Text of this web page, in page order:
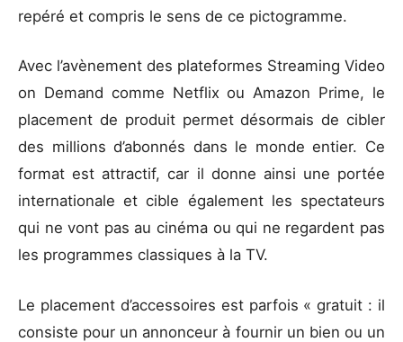
repéré et compris le sens de ce pictogramme.
Avec l’avènement des plateformes Streaming Video
on Demand comme Netflix ou Amazon Prime, le
placement de produit permet désormais de cibler
des millions d’abonnés dans le monde entier. Ce
format est attractif, car il donne ainsi une portée
internationale et cible également les spectateurs
qui ne vont pas au cinéma ou qui ne regardent pas
les programmes classiques à la TV.
Le placement d’accessoires est parfois « gratuit : il
consiste pour un annonceur à fournir un bien ou un